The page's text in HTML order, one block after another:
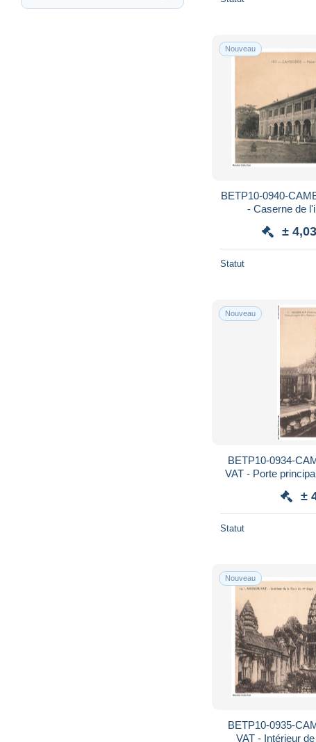
Nouveau
BETP10-0940-
- Caserne de
±
Statut
Nouveau
BETP10-0934-
VAT - Porte
±
Statut
Nouveau
BETP10-0935-
VAT - Intérieur